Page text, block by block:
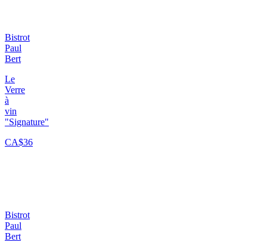
Bistrot
Paul
Bert
Le
Verre
à
vin
"Signature"
CA$36
Bistrot
Paul
Bert